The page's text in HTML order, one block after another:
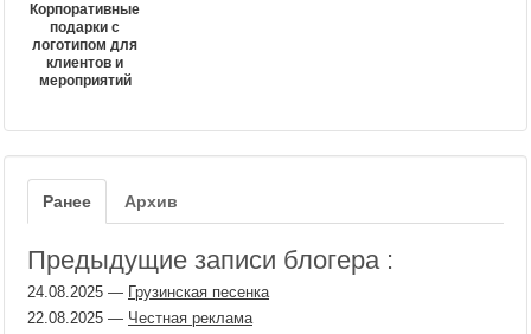
Корпоративные
подарки с
логотипом для
клиентов и
мероприятий
Ранее Архив
Предыдущие записи блогера :
24.08.2025 — Грузинская песенка
22.08.2025 — Честная реклама